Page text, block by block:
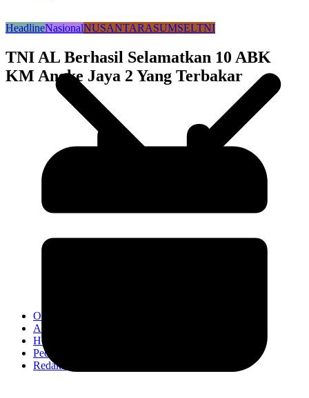
OPINI
Advertorial
Headline
Pedoman Media Ciber
Redaksi
HeadlineNasionalNUSANTARASUMSELTNI
TNI AL Berhasil Selamatkan 10 ABK
KM Angke Jaya 2 Yang Terbakar